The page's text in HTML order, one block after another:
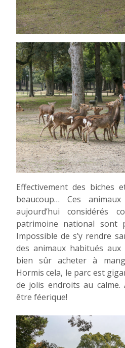
Effectivement des
beaucoup… Ces
aujourd’hui considérés
patrimoine national sont
Impossible de s’y rendre
des animaux habitués
bien sûr acheter à
Hormis cela, le parc est
de jolis endroits au
être féerique!